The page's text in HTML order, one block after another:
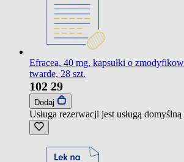
Efracea, 40 mg, kapsułki o
twarde, 28 szt.
102 29
Dodaj
Usługa rezerwacji jest usługą domyślną